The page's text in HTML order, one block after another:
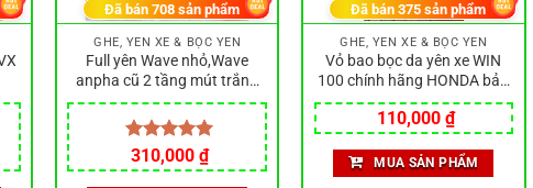
GHẾ, YÊN XE & BỌC YÊN
Full yên Wave nhỏ,Wave
anpha cũ 2 tầng mút trắng
vải 4D in mặt xương cá
Được xếp
hạng5.00
310,000₫
Đã bán 708sản phẩm
GHẾ, YÊN XE & BỌC YÊN
Vỏ bao bọc da yên xe WIN
100 chính hãng HONDA bảo
vệ, trang trí xe máy siêu đẹp
110,000₫
Đã bán 375sản phẩm
MUA SẢN PHẨM